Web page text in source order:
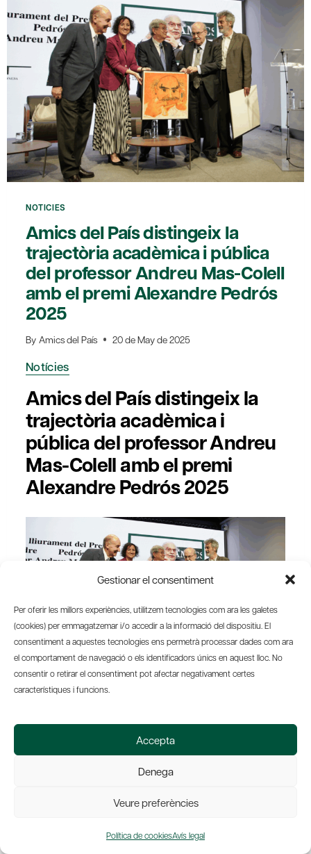
Gestionar el consentiment
Per oferir les millors experiències, utilitzem tecnologies com ara les galetes
(cookies) per emmagatzemar i/o accedir a la informació del dispositiu. El
consentiment a aquestes tecnologies ens permetrà processar dades com ara
el comportament de navegació o els identificadors únics en aquest lloc. No
consentir o retirar el consentiment pot afectar negativament certes
característiques i funcions.
Accepta
Denega
Veure preferències
Política de cookiesAvís legal
DELS
PREMIS
ANUALS
DE
L’ENTITAT
NOTICIES
Amics del País distingeix la
trajectòria acadèmica i pública
del professor Andreu Mas-Colell
amb el premi Alexandre Pedrós
2025
By Amics del País 20 de May de 2025
Notícies
Amics del País distingeix la
trajectòria acadèmica i
pública del professor Andreu
Mas-Colell amb el premi
Alexandre Pedrós 2025